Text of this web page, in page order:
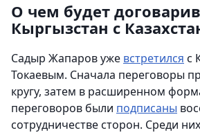
О чем будет
Кыргызстан с
Садыр Жапаров уже встретился с
Токаевым. Сначала переговоры
кругу, затем в расширенном
переговоров были подписаны
сотрудничестве сторон. Среди